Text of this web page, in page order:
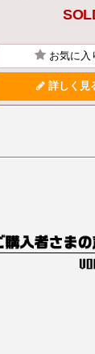
お気に入
詳しく見